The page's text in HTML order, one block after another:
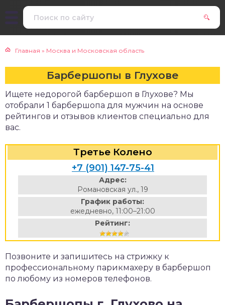
Главная » Москва и Московская область
Барбершопы в Глухове
Ищете недорогой барбершоп в Глухове? Мы
отобрали 1 барбершопа для мужчин на основе
рейтингов и отзывов клиентов специально для
вас.
Третье Колено
+7 (901) 147-75-41
Адрес:
Романовская ул., 19
График работы:
ежедневно, 11:00–21:00
Рейтинг:
Позвоните и запишитесь на стрижку к
профессиональному парикмахеру в барбершоп
по любому из номеров телефонов.